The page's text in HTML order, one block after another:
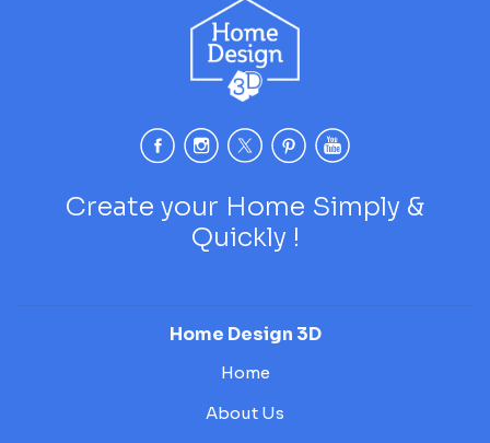
Create your Home Simply &
Quickly !
Home Design 3D
Home
About Us